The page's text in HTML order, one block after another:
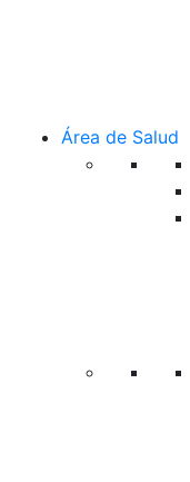
Área de Salud